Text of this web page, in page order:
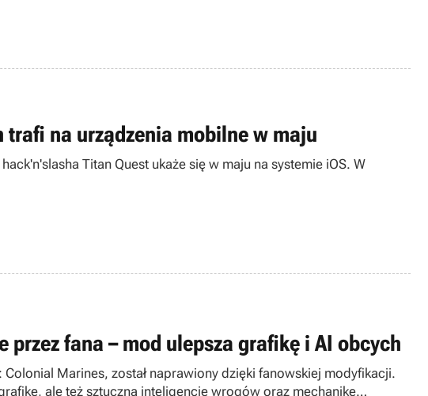
trafi na urządzenia mobilne w maju
Titan Quest ukaże się w maju na systemie iOS. W
fana – mod ulepsza grafikę i AI obcych
Marines, został naprawiony dzięki fanowskiej modyfikacji.
ale też sztuczną inteligencję wrogów oraz mechanikę